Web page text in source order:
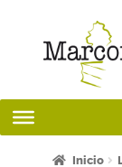
Inicio